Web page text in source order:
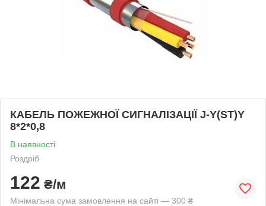
КАБЕЛЬ ПОЖЕЖНОЇ СИГНАЛІЗАЦІЇ J-Y(ST)Y
8*2*0,8
В наявності
Роздріб
122 ₴/м
Мінімальна сума замовлення на сайті — 300 ₴